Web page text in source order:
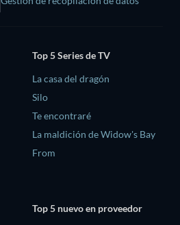
Top 5 Series de TV
La casa del dragón
Silo
Te encontraré
La maldición de Widow's Bay
From
Top 5 nuevo en proveedor